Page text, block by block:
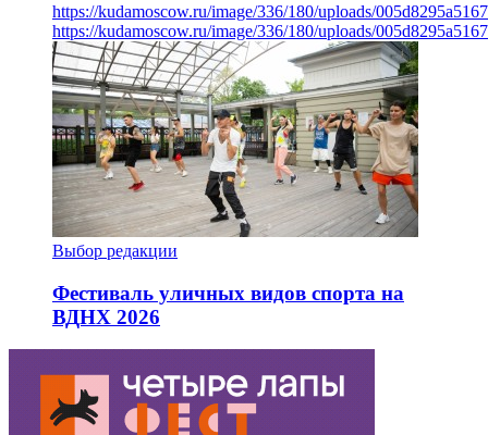
https://kudamoscow.ru/image/336/180/uploads/
https://kudamoscow.ru/image/336/180/uploads/
Выбор редакции
Фестиваль уличных видов спорта на
ВДНХ 2026